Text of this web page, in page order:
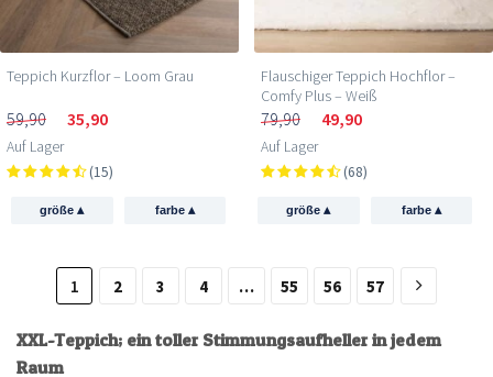
Teppich Kurzflor – Loom Grau
59,90 35,90
Auf Lager
(15)
größe▴ farbe ▴
Flauschiger Teppich Hochflor –
Comfy Plus – Weiß
79,90 49,90
Auf Lager
(68)
größe▴ farbe ▴
1 2 3 4 … 55 56 57
XXL-Teppich; ein toller Stimmungsaufheller in jedem
Raum